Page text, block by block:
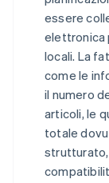
essere
elettronica
locali. La
come le
il numero
articoli, le
totale
strutturato,